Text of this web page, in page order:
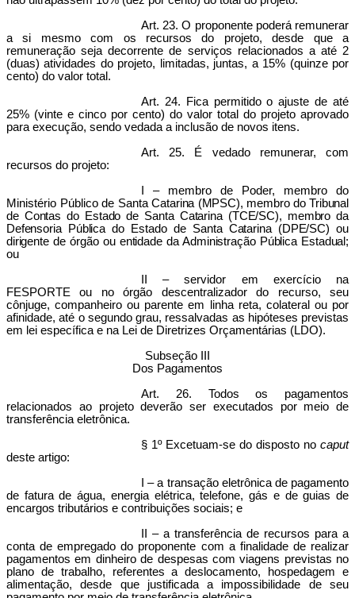
Art. 23. O proponente poderá remunerar
a si mesmo com os recursos do projeto, desde que a
remuneração seja decorrente de serviços relacionados a até 2
(duas) atividades do projeto, limitadas, juntas, a 15% (quinze por
cento) do valor total.
Art. 24. Fica permitido o ajuste de até
25% (vinte e cinco por cento) do valor total do projeto aprovado
para execução, sendo vedada a inclusão de novos itens.
Art. 25. É vedado remunerar, com
recursos do projeto:
I – membro de Poder, membro do
Ministério Público de SantaCatarina (MPSC), membro do Tribunal
de Contas do Estado de Santa Catarina (TCE/SC), membro da
Defensoria Pública do Estado de Santa Catarina (DPE/SC) ou
dirigente de órgão ou entidade da Administração Pública Estadual;
ou
II – servidor em exercício na
FESPORTE ou no órgão descentralizador do recurso, seu
cônjuge, companheiro ou parente em linha reta, colateral ou por
afinidade, até o segundo grau, ressalvadas as hipóteses previstas
em lei específica e na Lei de Diretrizes Orçamentárias (LDO).
Subseção III
Dos Pagamentos
Art. 26. Todos os pagamentos
relacionados ao projeto deverão ser executados por meio de
transferência eletrônica.
§ 1º Excetuam-se do disposto no caput
deste artigo:
I – a transação eletrônica de pagamento
de fatura de água, energia elétrica, telefone, gás e de guias de
encargos tributários e contribuições sociais; e
II – a transferência de recursos para a
conta de empregado do proponente com a finalidade de realizar
pagamentos em dinheiro de despesas com viagens previstas no
plano de trabalho, referentes a deslocamento, hospedagem e
alimentação, desde que justificada a impossibilidade de seu